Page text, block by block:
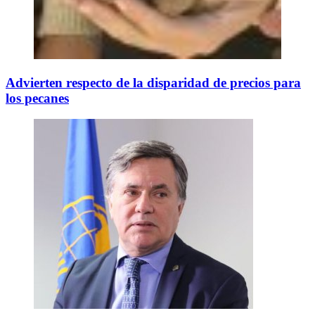
Advierten respecto de la disparidad de precios para
los pecanes